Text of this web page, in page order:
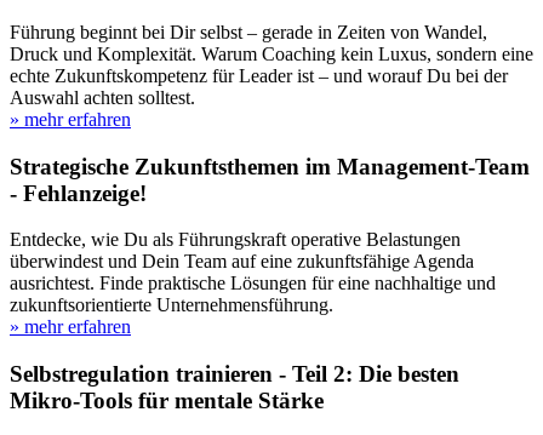
Führung beginnt bei Dir selbst – gerade in Zeiten von Wandel,
Druck und Komplexität. Warum Coaching kein Luxus, sondern eine
echte Zukunftskompetenz für Leader ist – und worauf Du bei der
Auswahl achten solltest.
» mehr erfahren
Strategische Zukunftsthemen im Management-Team
- Fehlanzeige!
Entdecke, wie Du als Führungskraft operative Belastungen
überwindest und Dein Team auf eine zukunftsfähige Agenda
ausrichtest. Finde praktische Lösungen für eine nachhaltige und
zukunftsorientierte Unternehmensführung.
» mehr erfahren
Selbstregulation trainieren - Teil 2: Die besten
Mikro-Tools für mentale Stärke